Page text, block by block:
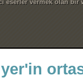
eserler vermek olan bir